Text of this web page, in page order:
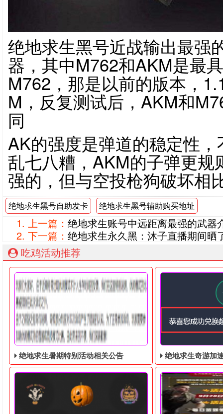
绝地求生黑号近战输出最强
器，其中M762和AKM是最
M762，那是以前的版本，
M，反复测试后，AKM和
同
AK的强度是弹道的稳定性
乱七八糟，AKM的子弹更
强的，但与空投枪狗破坏相
绝地求生黑号自助发卡 绝地求生黑号辅助购买地址
上一篇： 绝地求生账号中远距离最强的武器
下一篇： 绝地求生永久黑：沐子直播期间晒
吃鸡活动推荐
绝地求生暑期特别活动相关公告 绝地求生奇游加速器免